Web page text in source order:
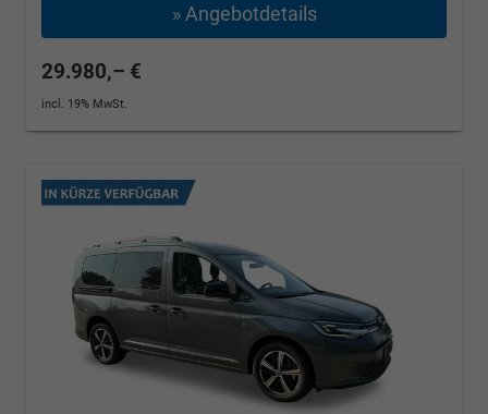
» Angebotdetails
29.980,– €
incl. 19% MwSt.